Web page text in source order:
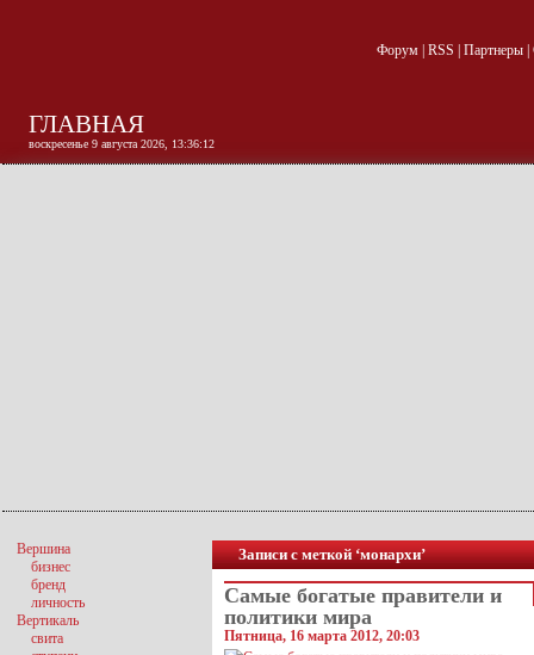
Форум| RSS Партнеры|
ГЛАВНАЯ
воскресенье 9 августа 2026, 13:36:13
Записи с меткой ‘монархи’
Самые богатые правители и
политики мира
Пятница, 16 марта 2012, 20:03
Вершина
бизнес
бренд
личность
Вертикаль
свита